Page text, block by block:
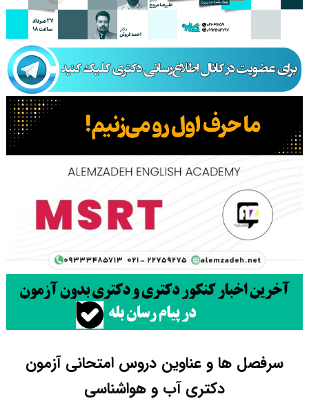
سرفصل ها و عناوین دروس امتحانی آزمون
دکتری آب و هواشناسی